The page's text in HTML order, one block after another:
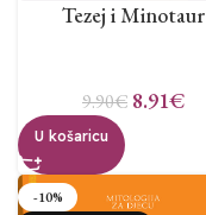
Tezej i Minotaur
9.90€ 8.91€
U košaricu
-10%